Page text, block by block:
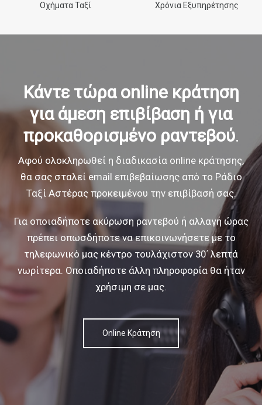
Οχήματα Ταξί Χρόνια Εξυπηρέτησης
Κάντε τώρα online κράτηση
για άμεση επιβίβαση ή για
προκαθορισμένο ραντεβού.
Αφού ολοκληρωθεί η διαδικασία online κράτησης,
θα σας σταλεί email επιβεβαίωσηςαπό το Ράδιο
Ταξί Αστέρας προκειμένου την επιβίβασή σας.
Για οποιαδήποτε ακύρωση ραντεβού ή αλλαγή ώρας
πρέπει οπωσδήποτε ναεπικοινωνήσετε με το
τηλεφωνικό μας κέντρο τουλάχιστον 30΄ λεπτά
νωρίτερα. Οποιαδήποτε άλλη πληροφορία θα ήταν
χρήσιμη σε μας.
Online Κράτηση